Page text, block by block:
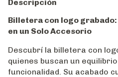
Descripción
Billetera con logo
en un Solo Accesorio
Descubrí la billetera con
quienes buscan un
funcionalidad. Su acabado